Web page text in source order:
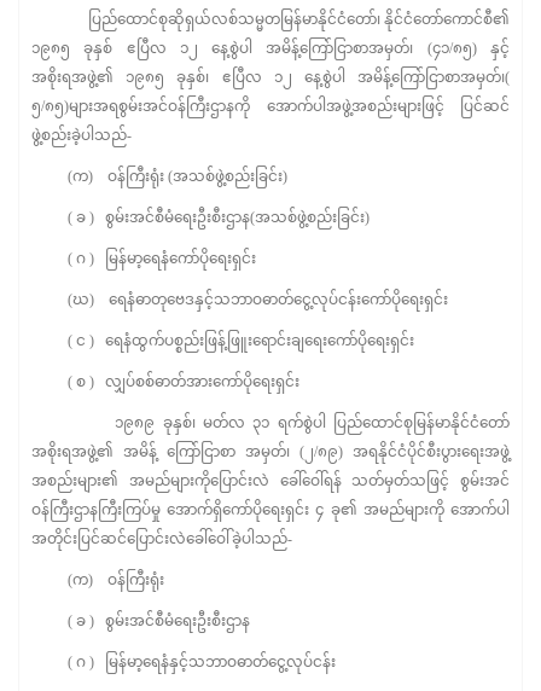
ပြည်ထောင်စုဆိုရှယ်လစ်သမ္မတမြန်မာနိုင်ငံတော်၊ နိုင်ငံတော်ကောင်စီ၏
၁၉၈၅ ခုနှစ် ဧပြီလ ၁၂ နေ့စွဲပါ အမိန့်ကြော်ငြာစာအမှတ်၊ (၄၁/၈၅) နှင့်
အစိုးရအဖွဲ့၏ ၁၉၈၅ ခုနှစ်၊ ဧပြီလ ၁၂ နေ့စွဲပါ အမိန့်ကြော်ငြာစာအမှတ်၊(
၅/၈၅)များအရစွမ်းအင်ဝန်ကြီးဌာနကို အောက်ပါအဖွဲ့အစည်းများဖြင့် ပြင်ဆင်
ဖွဲ့စည်းခဲ့ပါသည်-
(က) ဝန်ကြီးရုံး (အသစ်ဖွဲ့စည်းခြင်း)
( ခ ) စွမ်းအင်စီမံရေးဦးစီးဌာန(အသစ်ဖွဲ့စည်းခြင်း)
( ဂ ) မြန်မာ့ရေနံကော်ပိုရေးရှင်း
(ဃ) ရေနံဓာတုဗေဒနှင့်သဘာဝဓာတ်ငွေ့လုပ်ငန်းကော်ပိုရေးရှင်း
( င ) ရေနံထွက်ပစ္စည်းဖြန့်ဖြူးရောင်းချရေးကော်ပိုရေးရှင်း
( စ ) လျှပ်စစ်ဓာတ်အားကော်ပိုရေးရှင်း
၁၉၈၉ ခုနှစ်၊ မတ်လ ၃၁ ရက်စွဲပါ ပြည်ထောင်စုမြန်မာနိုင်ငံတော်
အစိုးရအဖွဲ့၏ အမိန့် ကြော်ငြာစာ အမှတ်၊ (၂/၈၉) အရနိုင်ငံပိုင်စီးပွားရေးအဖွဲ့
အစည်းများ၏ အမည်များကိုပြောင်းလဲ ခေါ်ဝေါ်ရန် သတ်မှတ်သဖြင့် စွမ်းအင်
ဝန်ကြီးဌာနကြီးကြပ်မှု အောက်ရှိကော်ပိုရေးရှင်း ၄ ခု၏ အမည်များကို အောက်ပါ
အတိုင်းပြင်ဆင်ပြောင်းလဲခေါ်ဝေါ်ခဲ့ပါသည်-
(က) ဝန်ကြီးရုံး
( ခ ) စွမ်းအင်စီမံရေးဦးစီးဌာန
( ဂ ) မြန်မာ့ရေနံနှင့်သဘာဝဓာတ်ငွေ့လုပ်ငန်း